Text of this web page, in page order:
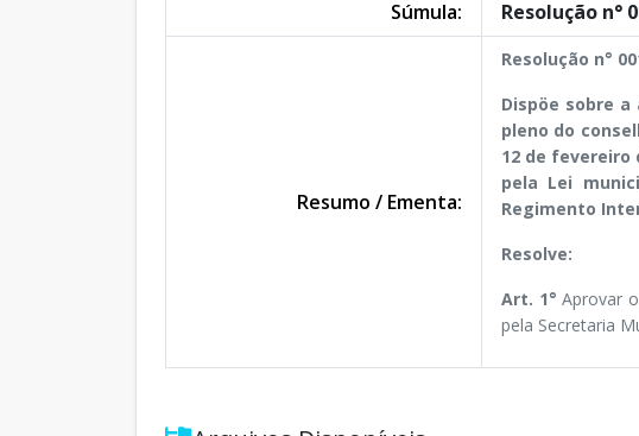
Súmula:
Resolução n°
Resumo / Ementa:
Resolução n°
Dispöe sobre a
pleno do
12 de fevereiro
pela Lei
Regimento
Resolve:
Art. 1° Aprovar
pela Secretaria